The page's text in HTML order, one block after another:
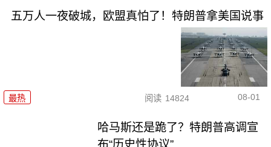
五万人一夜破城，欧盟真怕了！特朗普拿美国说事
最热 阅读 14824 08-01
哈马斯还是跪了？特朗普高调宣